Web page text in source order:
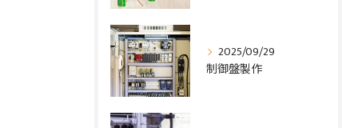
2025/09/29
制御盤製作